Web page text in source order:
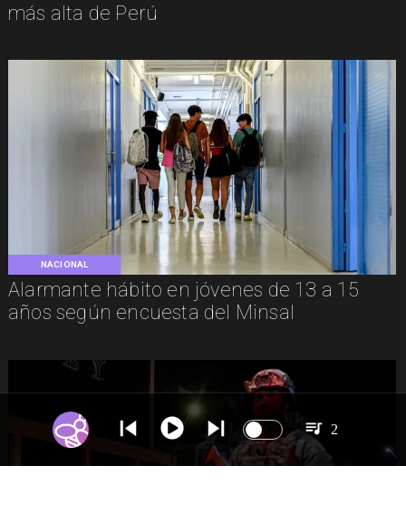
más alta de Perú
NACIONAL
Alarmante hábito en jóvenes de 13 a 15
años según encuesta del Minsal
2